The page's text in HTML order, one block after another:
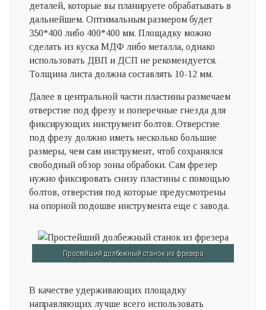
деталей, которые вы планируете обрабатывать в
дальнейшем. Оптимальным размером будет
350*400 либо 400*400 мм. Площадку можно
сделать из куска МДФ либо металла, однако
использовать ДВП и ДСП не рекомендуется.
Толщина листа должна составлять 10-12 мм.
Далее в центральной части пластины размечаем
отверстие под фрезу и поперечные гнезда для
фиксирующих инструмент болтов. Отверстие
под фрезу должно иметь несколько большие
размеры, чем сам инструмент, чтоб сохранялся
свободный обзор зоны обрабоки. Сам фрезер
нужно фиксировать снизу пластины с помощью
болтов, отверстия под которые предусмотрены
на опорной подошве инструмента еще с завода.
Простейший долбежный станок из фрезера
В качестве удерживающих площадку
направляющих лучше всего использовать